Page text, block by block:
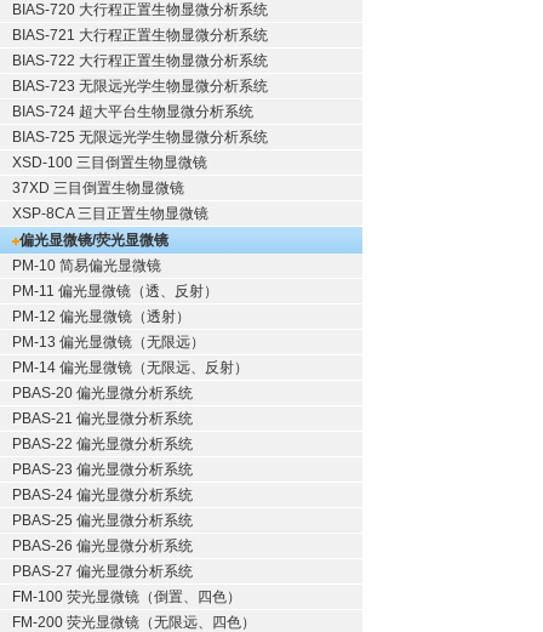
BIAS-720 大行程正置生物显微分析系统
BIAS-721 大行程正置生物显微分析系统
BIAS-722 大行程正置生物显微分析系统
BIAS-723 无限远光学生物显微分析系统
BIAS-724 超大平台生物显微分析系统
BIAS-725 无限远光学生物显微分析系统
XSD-100 三目倒置生物显微镜
37XD 三目倒置生物显微镜
XSP-8CA 三目正置生物显微镜
偏光显微镜/荧光显微镜
PM-10 简易偏光显微镜
PM-11 偏光显微镜（透、反射）
PM-12 偏光显微镜（透射）
PM-13 偏光显微镜（无限远）
PM-14 偏光显微镜（无限远、反射）
PBAS-20 偏光显微分析系统
PBAS-21 偏光显微分析系统
PBAS-22 偏光显微分析系统
PBAS-23 偏光显微分析系统
PBAS-24 偏光显微分析系统
PBAS-25 偏光显微分析系统
PBAS-26 偏光显微分析系统
PBAS-27 偏光显微分析系统
FM-100 荧光显微镜（倒置、四色）
FM-200 荧光显微镜（无限远、四色）